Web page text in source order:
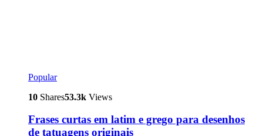
Popular
10 Shares53.3k Views
Frases curtas em latim e grego para desenhos
de tatuagens originais